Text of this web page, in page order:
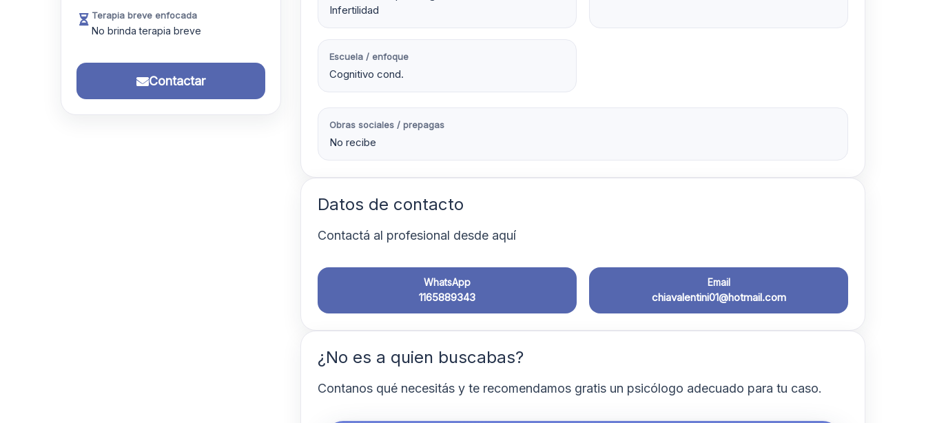
Terapia breve enfocada
No brinda terapia breve
Contactar
Infertilidad
Escuela / enfoque
Cognitivo cond.
Obras sociales / prepagas
No recibe
Datos de contacto
Contactá al profesional desde aquí
WhatsApp
1165889343
Email
chiavalentini01@hotmail.com
¿No es a quien buscabas?
Contanos qué necesitás y te recomendamos gratis un psicólogo adecuado para tu caso.